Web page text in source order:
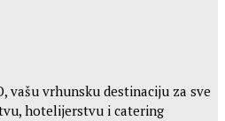
vašu vrhunsku destinaciju za sve
hotelijerstvu i catering